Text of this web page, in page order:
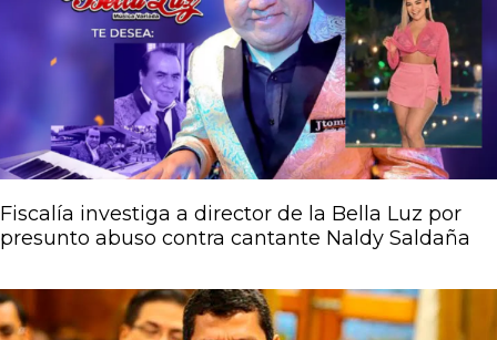
Fiscalía investiga a director de la Bella Luz por
presunto abuso contra cantante Naldy Saldaña